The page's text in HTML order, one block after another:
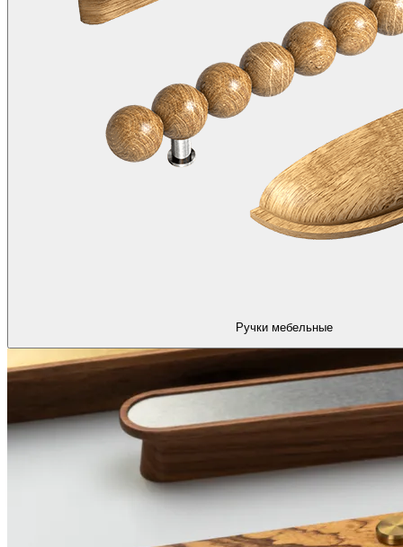
Ручки мебельные